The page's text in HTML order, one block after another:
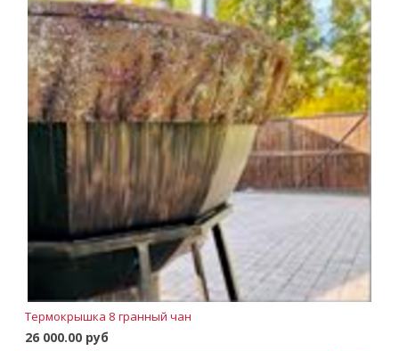
Термокрышка 8 гранный чан
26 000.00 руб